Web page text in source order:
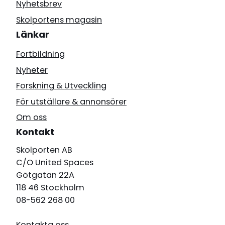
Nyhetsbrev
Skolportens magasin
Länkar
Fortbildning
Nyheter
Forskning & Utveckling
För utställare & annonsörer
Om oss
Kontakt
Skolporten AB
C/O United Spaces
Götgatan 22A
118 46 Stockholm
08-562 268 00